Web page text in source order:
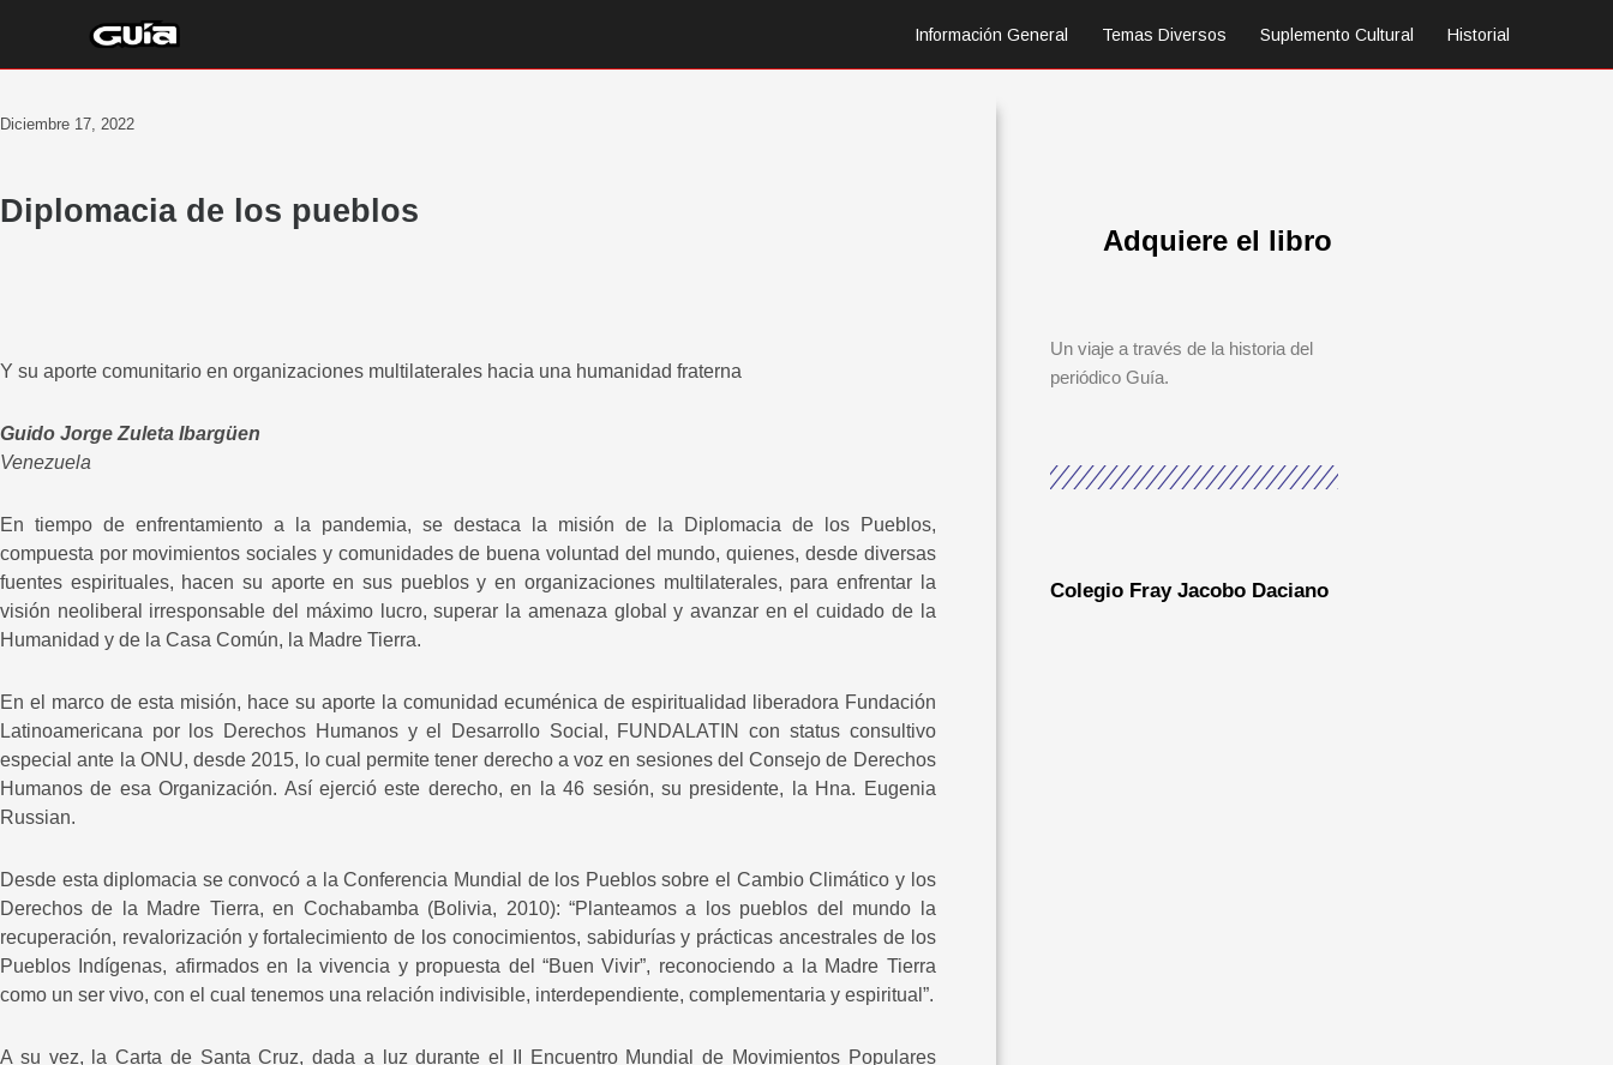
contenido
Información General Temas Diversos Suplemento Cultural Historial
Diciembre 17, 2022
Diplomacia de los pueblos
Y su aporte comunitario en organizaciones multilaterales hacia una humanidad fraterna
Guido Jorge Zuleta Ibargüen
Venezuela
En tiempo de enfrentamiento a la pandemia, se destaca la misión de la Diplomacia de los Pueblos,
compuesta por movimientos sociales y comunidades de buena voluntad del mundo, quienes, desde diversas
fuentes espirituales, hacen su aporte en sus pueblos y en organizaciones multilaterales, para enfrentar la
visión neoliberal irresponsable del máximo lucro, superar la amenaza global y avanzar en el cuidado de la
Humanidad y de la Casa Común, la Madre Tierra.
En el marco de esta misión, hace su aporte la comunidad ecuménica de espiritualidad liberadora Fundación
Latinoamericana por los Derechos Humanos y el Desarrollo Social, FUNDALATIN con status consultivo
especial ante la ONU, desde 2015, lo cual permite tener derecho a voz en sesiones del Consejo de Derechos
Humanos de esa Organización. Así ejerció este derecho, en la 46 sesión, su presidente, la Hna. Eugenia
Russian.
Desde esta diplomacia se convocó a la Conferencia Mundial de los Pueblos sobre el Cambio Climático y los
Derechos de la Madre Tierra, en Cochabamba (Bolivia, 2010): “Planteamos a los pueblos del mundo la
recuperación, revalorización y fortalecimiento de los conocimientos, sabidurías y prácticas ancestrales de los
Pueblos Indígenas, afirmados en la vivencia y propuesta del “Buen Vivir”, reconociendo a la Madre Tierra
como un ser vivo, con el cual tenemos una relación indivisible, interdependiente, complementaria y espiritual”.
A su vez, la Carta de Santa Cruz, dada a luz durante el II Encuentro Mundial de Movimientos Populares
Adquiere el libro
Un viaje a través de la historia del
periódico Guía.
Colegio Fray Jacobo Daciano